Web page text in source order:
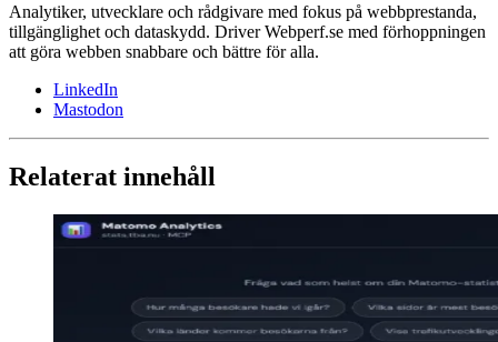
Analytiker, utvecklare och rådgivare med fokus på webbprestanda,
tillgänglighet och dataskydd. Driver Webperf.se med förhoppningen
att göra webben snabbare och bättre för alla.
LinkedIn
Mastodon
Relaterat innehåll